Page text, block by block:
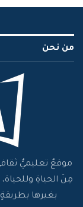
من نحن
موقعٌ تعليميٌّ
مِنَ الحياةِ
بغيرها